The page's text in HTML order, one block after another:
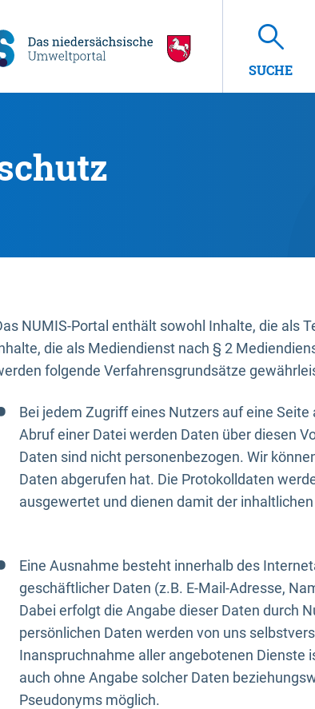
SUCHE
NUMIS-Portal enthält sowohl Inhalte, die als
die als Mediendienst nach § 2
folgende Verfahrensgrundsätze
Bei jedem Zugriff eines Nutzers auf eine
Abruf einer Datei werden Daten über diesen
Daten sind nicht personenbezogen. Wir
Daten abgerufen hat. Die Protokolldaten
ausgewertet und dienen damit der
Eine Ausnahme besteht innerhalb des
geschäftlicher Daten (z.B. E-Mail-Adresse,
Dabei erfolgt die Angabe dieser Daten durch
persönlichen Daten werden von uns
Inanspruchnahme aller angebotenen Dienste
auch ohne Angabe solcher Daten
Pseudonyms möglich.